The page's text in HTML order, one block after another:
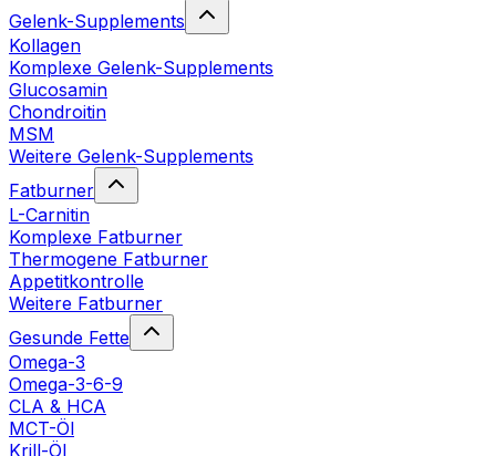
Gelenk-Supplements
Kollagen
Komplexe Gelenk-Supplements
Glucosamin
Chondroitin
MSM
Weitere Gelenk-Supplements
Fatburner
L-Carnitin
Komplexe Fatburner
Thermogene Fatburner
Appetitkontrolle
Weitere Fatburner
Gesunde Fette
Omega-3
Omega-3-6-9
CLA & HCA
MCT-Öl
Krill-Öl